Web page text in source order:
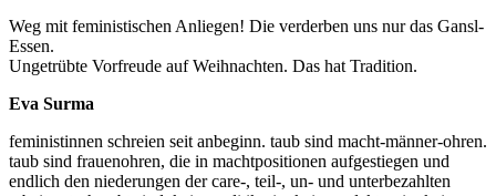
Weg mit feministischen Anliegen! Die verderben uns nur das Gansl-
Essen.
Ungetrübte Vorfreude auf Weihnachten. Das hat Tradition.
Eva Surma
feministinnen schreien seit anbeginn. taub sind macht-männer-ohren.
taub sind frauenohren, die in machtpositionen aufgestiegen und
endlich den niederungen der care-, teil-, un- und unterbezahlten